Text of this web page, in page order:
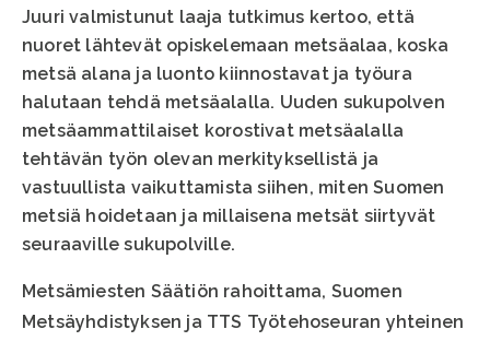
Juuri valmistunut laaja tutkimus kertoo, että
nuoret lähtevät opiskelemaan metsäalaa, koska
metsä alana ja luonto kiinnostavat ja työura
halutaan tehdä metsäalalla. Uuden sukupolven
metsäammattilaiset korostivat metsäalalla
tehtävän työn olevan merkityksellistä ja
vastuullista vaikuttamista siihen, miten Suomen
metsiä hoidetaan ja millaisena metsät siirtyvät
seuraaville sukupolville.
Metsämiesten Säätiön rahoittama, Suomen
Metsäyhdistyksen ja TTS Työtehoseuran yhteinen